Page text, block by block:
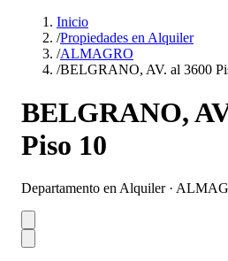
Inicio
/Propiedades en Alquiler
/ALMAGRO
/BELGRANO, AV. al 3600
BELGRANO,
Piso 10
Departamento en Alquiler ·